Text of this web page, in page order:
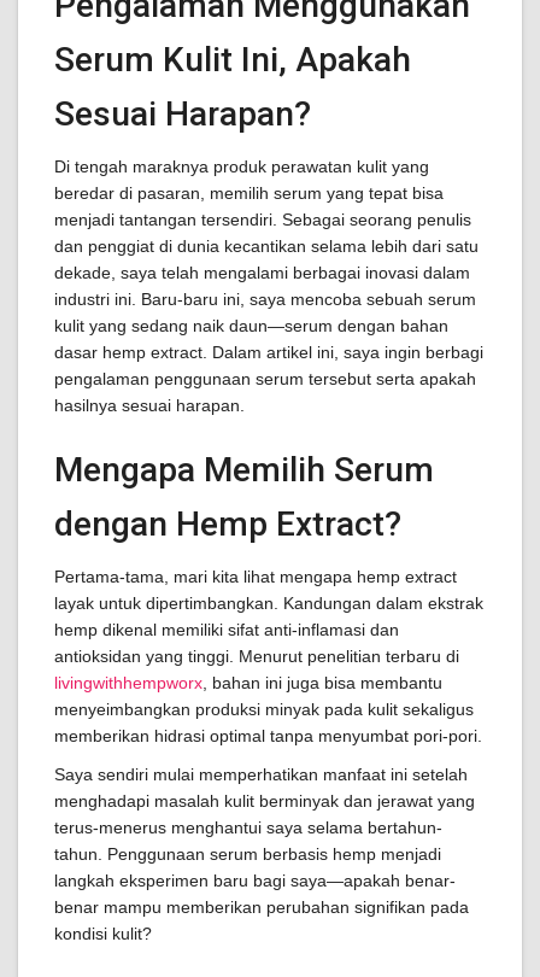
Serum Kulit Ini, Apakah
Sesuai Harapan?
Di tengah maraknya produk perawatan kulit yang
beredar di pasaran, memilih serum yang tepat bisa
menjadi tantangan tersendiri. Sebagai seorang penulis
dan penggiat di dunia kecantikan selama lebih dari satu
dekade, saya telah mengalami berbagai inovasi dalam
industri ini. Baru-baru ini, saya mencoba sebuah serum
kulit yang sedang naik daun—serum dengan bahan
dasar hemp extract. Dalam artikel ini, saya ingin berbagi
pengalaman penggunaan serum tersebut serta apakah
hasilnya sesuai harapan.
Mengapa Memilih Serum
dengan Hemp Extract?
Pertama-tama, mari kita lihat mengapa hemp extract
layak untuk dipertimbangkan. Kandungan dalam ekstrak
hemp dikenal memiliki sifat anti-inflamasi dan
antioksidan yang tinggi. Menurut penelitian terbaru di
livingwithhempworx , bahan ini juga bisa membantu
menyeimbangkan produksi minyak pada kulit sekaligus
memberikan hidrasi optimal tanpa menyumbat pori-pori.
Saya sendiri mulai memperhatikan manfaat ini setelah
menghadapi masalah kulit berminyak dan jerawat yang
terus-menerus menghantui saya selama bertahun-
tahun. Penggunaan serum berbasis hemp menjadi
langkah eksperimen baru bagi saya—apakah benar-
benar mampu memberikan perubahan signifikan pada
kondisi kulit?